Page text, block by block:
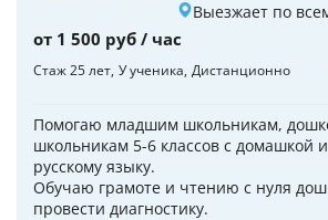
Выезжает по
от 1 500 руб / час
Стаж 25 лет У ученика Дистанционно
Помогаю младшим школьникам,
школьникам 5-6 классов с домашкой
русскому языку.
Обучаю грамоте и чтению с нуля
провести диагностику.